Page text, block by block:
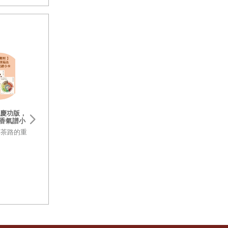
擇。
。
功版，
氣譜小
的物質
10年學
路的重